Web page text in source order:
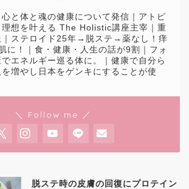
と体と魂の健康について発信｜アトピ
理想を叶える The Holistic講座主宰｜重
｜ステロイド25年→脱ステ→薬なし！痒
に！｜食・健康・人生の話が9割｜フォ
エネルギー巡る体に。｜健康で自分ら
増やし日本をゲンキにすることが使
＼ Follow me ／
脱ステ時の皮膚の回復にプロテイン